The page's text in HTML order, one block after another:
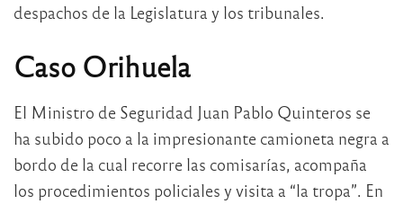
despachos de la Legislatura y los tribunales.
Caso Orihuela
El Ministro de Seguridad Juan Pablo Quinteros se
ha subido poco a la impresionante camioneta negra a
bordo de la cual recorre las comisarías, acompaña
los procedimientos policiales y visita a “la tropa”. En